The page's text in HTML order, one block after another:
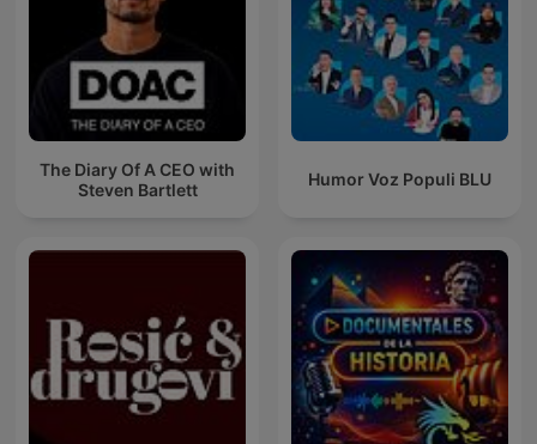
Humor Voz Populi BLU
The Diary Of A CEO with
Steven Bartlett